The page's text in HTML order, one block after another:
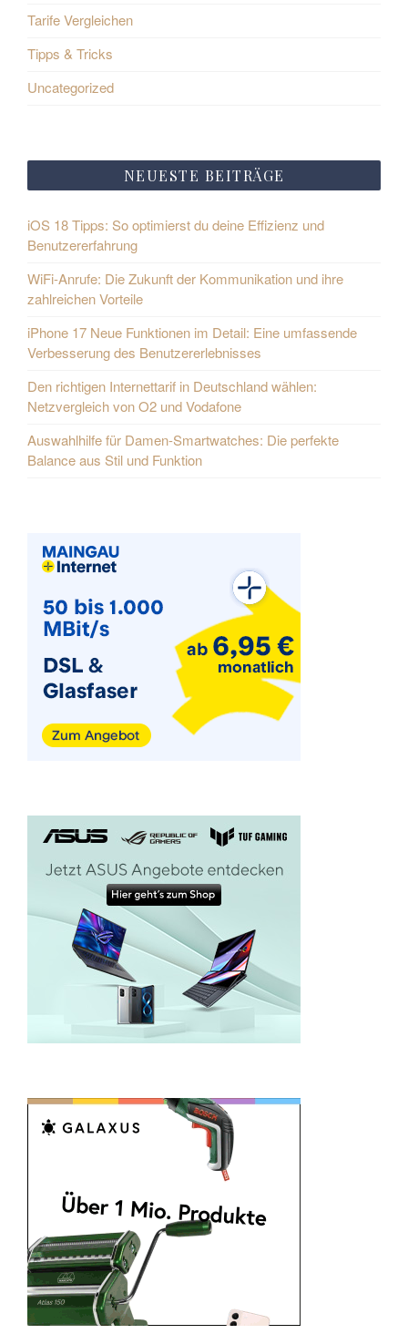
Tarife Vergleichen
Tipps & Tricks
Uncategorized
NEUESTE BEITRÄGE
iOS 18 Tipps: So optimierst du deine Effizienz und
Benutzererfahrung
WiFi-Anrufe: Die Zukunft der Kommunikation und ihre
zahlreichen Vorteile
iPhone 17 Neue Funktionen im Detail: Eine umfassende
Verbesserung des Benutzererlebnisses
Den richtigen Internettarif in Deutschland wählen:
Netzvergleich von O2 und Vodafone
Auswahlhilfe für Damen-Smartwatches: Die perfekte
Balance aus Stil und Funktion